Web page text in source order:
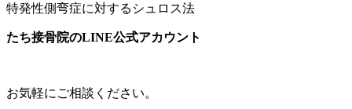
特発性側弯症に対するシュロス法
たち接骨院のLINE公式アカウント
お気軽にご相談ください。